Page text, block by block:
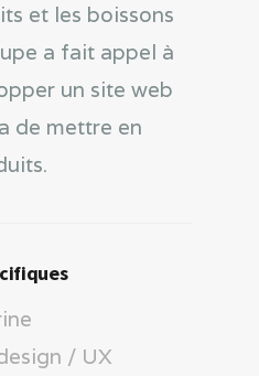
et les boissons
a fait appel à
un site web
de mettre en
/ UX